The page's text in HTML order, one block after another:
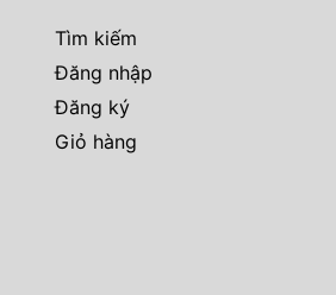
Tìm kiếm
Đăng nhập
Đăng ký
Giỏ hàng